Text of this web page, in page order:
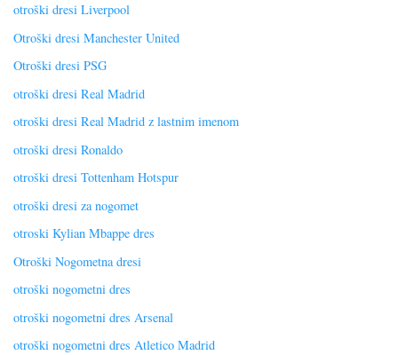
otroški dresi Liverpool
Otroški dresi Manchester United
Otroški dresi PSG
otroški dresi Real Madrid
otroški dresi Real Madrid z lastnim imenom
otroški dresi Ronaldo
otroški dresi Tottenham Hotspur
otroški dresi za nogomet
otroski Kylian Mbappe dres
Otroški Nogometna dresi
otroški nogometni dres
otroški nogometni dres Arsenal
otroški nogometni dres Atletico Madrid